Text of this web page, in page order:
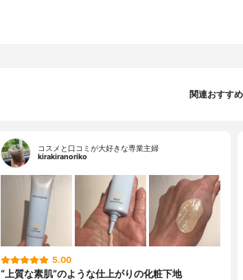
関連おすす
コスメと口コミが大好きな専業主婦
kirakiranoriko
5.00
“上質な素肌”のような仕上がりの化粧下地